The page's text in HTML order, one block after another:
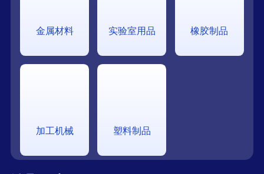
金属材料 实验室用品 橡胶制品
加工机械 塑料制品